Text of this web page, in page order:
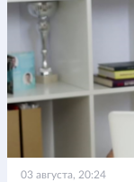
03 августа, 20:24